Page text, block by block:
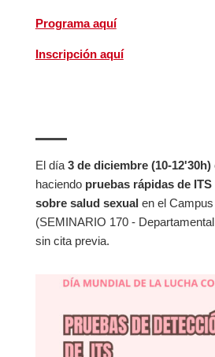
Programa aquí
Inscripción aquí
El día 3 de diciembre (10-12'30h)
haciendo pruebas rápidas de
sobre salud sexual en el
(SEMINARIO 170 -
sin cita previa.